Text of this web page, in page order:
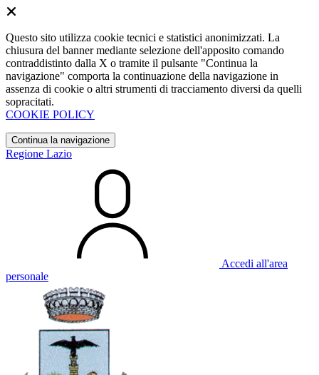
Questo sito utilizza cookie tecnici e statistici anonimizzati. La
chiusura del banner mediante selezione dell'apposito comando
contraddistinto dalla X o tramite il pulsante "Continua la
navigazione" comporta la continuazione della navigazione in
assenza di cookie o altri strumenti di tracciamento diversi da quelli
sopracitati.
COOKIE POLICY
Continua la navigazione
Regione Lazio
Accedi all'area
personale